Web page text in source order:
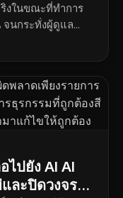
งในขณะที่ทำการ
จนกระทั่งผู้ดูแล
าทำสำเร็จภายใน
ไปยัง AI AI
ละปิดวงจร